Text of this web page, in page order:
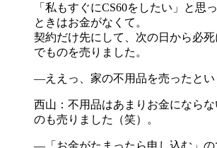
「私もすぐにCS60をしたい」と思
ときはお金がなくて。
契約だけ先にして、次の日から必死
でものを売りました。
―ええっ、家の不用品を売ったとい
西山：不用品はあまりお金になら
のも売りました（笑）。
―「お金がたまったら申し込む」の